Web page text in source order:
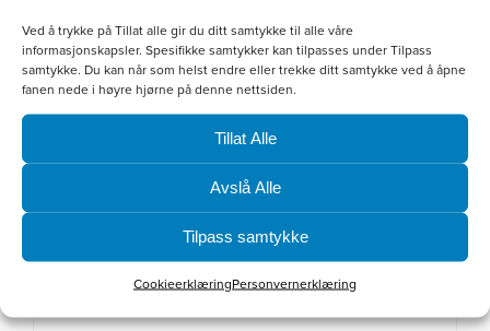
Ved å trykke på Tillat alle gir du ditt samtykke til alle våre
informasjonskapsler. Spesifikke samtykker kan tilpasses under Tilpass
samtykke. Du kan når som helst endre eller trekke ditt samtykke ved å åpne
fanen nede i høyre hjørne på denne nettsiden.
Tillat Alle
Avslå Alle
Tilpass samtykke
CookieerklæringPersonvernerklæring